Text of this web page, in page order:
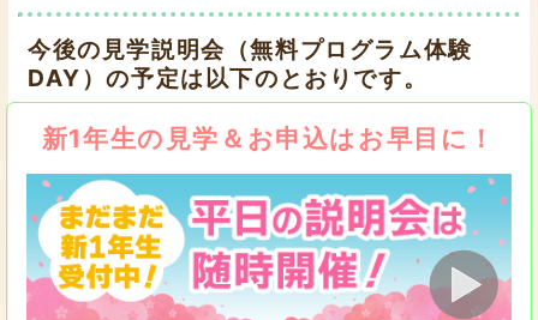
今後の見学説明会（無料プログラム体験
DAY）の予定は以下のとおりです。
新1年生の見学＆お申込はお早目に！